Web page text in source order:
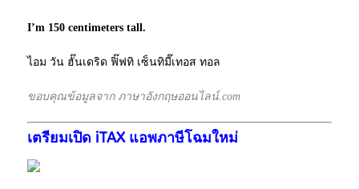
I’m 150 centimeters tall.
ไอม วัน ฮั๊นเดริด ฟิ๊ฟทิ เซ็นทิมี๊เทอส ทอล
ขอบคุณข้อมูลจาก ภาษาอังกฤษออนไลน์.com
เตรียมเปิด iTAX แอพภาษีโฉมใหม่